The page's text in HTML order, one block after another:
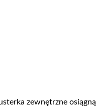
zewnętrzne osiągną